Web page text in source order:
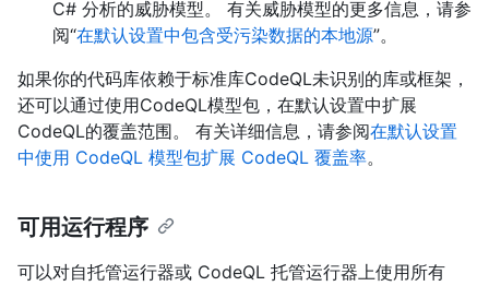
C# 分析的威胁模型。 有关威胁模型的更多信息，请参
阅“在默认设置中包含受污染数据的本地源”。
如果你的代码库依赖于标准库CodeQL未识别的库或框架，
还可以通过使用CodeQL模型包，在默认设置中扩展
CodeQL的覆盖范围。 有关详细信息，请参阅在默认设置
中使用 CodeQL 模型包扩展 CodeQL 覆盖率。
可用运行程序
可以对自托管运行器或 CodeQL 托管运行器上使用所有